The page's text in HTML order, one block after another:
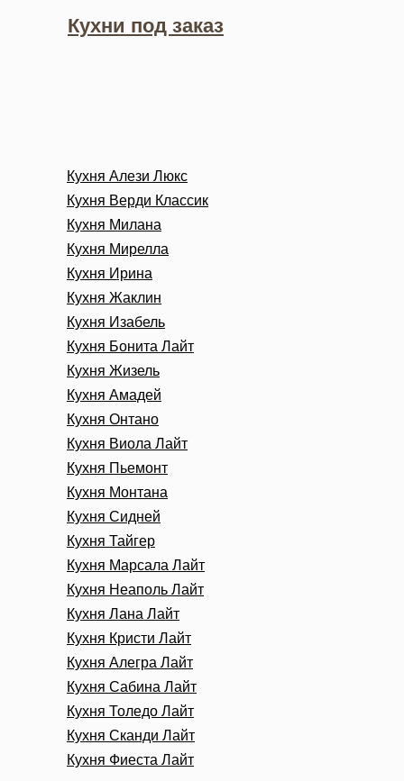
Кухни под заказ
Кухня Алези Люкс
Кухня Верди Классик
Кухня Милана
Кухня Мирелла
Кухня Ирина
Кухня Жаклин
Кухня Изабель
Кухня Бонита Лайт
Кухня Жизель
Кухня Амадей
Кухня Онтано
Кухня Виола Лайт
Кухня Пьемонт
Кухня Монтана
Кухня Сидней
Кухня Тайгер
Кухня Марсала Лайт
Кухня Неаполь Лайт
Кухня Лана Лайт
Кухня Кристи Лайт
Кухня Алегра Лайт
Кухня Сабина Лайт
Кухня Толедо Лайт
Кухня Сканди Лайт
Кухня Фиеста Лайт